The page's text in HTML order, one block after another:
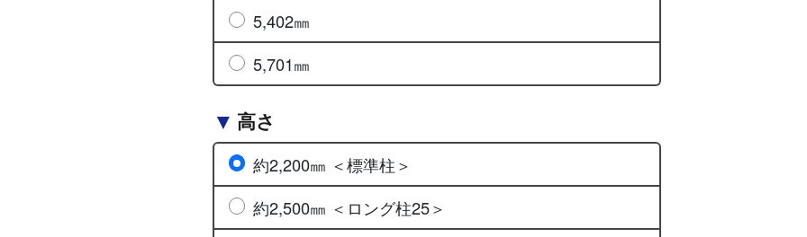
5,402㎜
5,701㎜
高さ
約2,200㎜ ＜標準柱＞
約2,500㎜ ＜ロング柱25＞